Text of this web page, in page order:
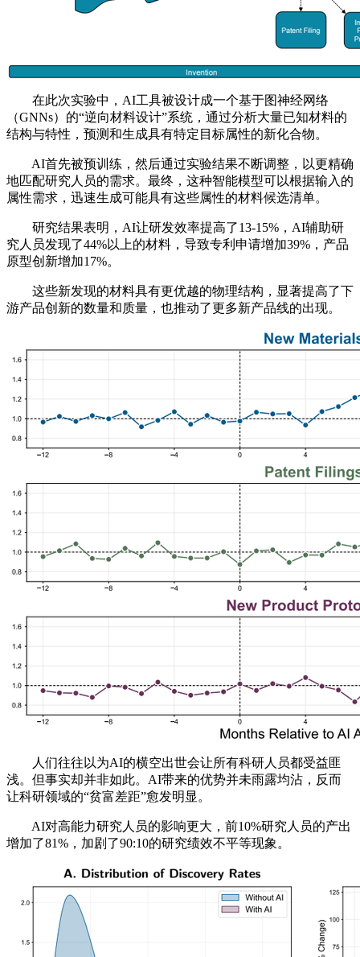
在此次实验中，AI工具被设计成一个基于图神经网络
（GNNs）的“逆向材料设计”系统，通过分析大量已知材料的
结构与特性，预测和生成具有特定目标属性的新化合物。
AI首先被预训练，然后通过实验结果不断调整，以更精确
地匹配研究人员的需求。最终，这种智能模型可以根据输入的
属性需求，迅速生成可能具有这些属性的材料候选清单。
研究结果表明，AI让研发效率提高了13-15%，AI辅助研
究人员发现了44%以上的材料，导致专利申请增加39%，产品
原型创新增加17%。
这些新发现的材料具有更优越的物理结构，显著提高了下
游产品创新的数量和质量，也推动了更多新产品线的出现。
人们往往以为AI的横空出世会让所有科研人员都受益匪
浅。但事实却并非如此。AI带来的优势并未雨露均沾，反而
让科研领域的“贫富差距”愈发明显。
AI对高能力研究人员的影响更大，前10%研究人员的产出
增加了81%，加剧了90:10的研究绩效不平等现象。